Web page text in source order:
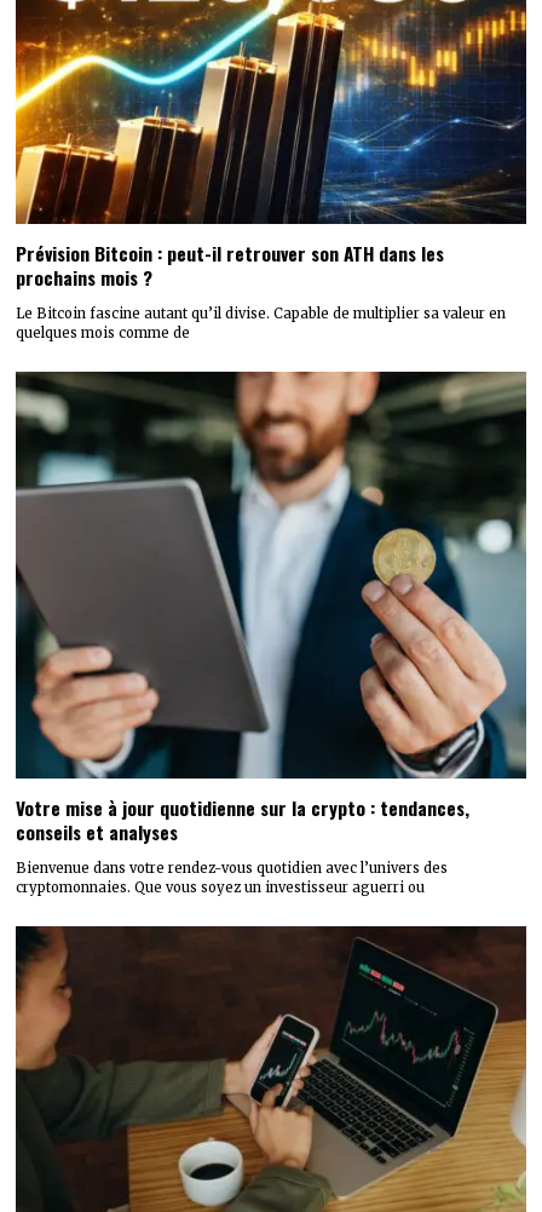
Prévision Bitcoin : peut-il retrouver son ATH dans les
prochains mois ?
Le Bitcoin fascine autant qu’il divise. Capable de multiplier sa valeur en
quelques mois comme de
Votre mise à jour quotidienne sur la crypto : tendances,
conseils et analyses
Bienvenue dans votre rendez-vous quotidien avec l’univers des
cryptomonnaies. Que vous soyez un investisseur aguerri ou